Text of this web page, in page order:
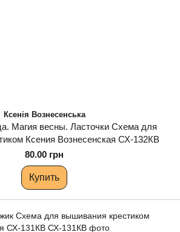
Ксенія Вознесенська
Магия весны. Ласточки Схема для
Ксения Вознесенская СХ-132КВ
80.00 грн
Купить